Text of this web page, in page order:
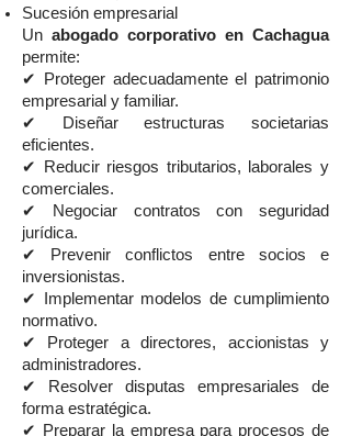
Sucesión empresarial
Un abogado corporativo en Cachagua
permite:
✔ Proteger adecuadamente el patrimonio
empresarial y familiar.
✔ Diseñar estructuras societarias
eficientes.
✔ Reducir riesgos tributarios, laborales y
comerciales.
✔ Negociar contratos con seguridad
jurídica.
✔ Prevenir conflictos entre socios e
inversionistas.
✔ Implementar modelos de cumplimiento
normativo.
✔ Proteger a directores, accionistas y
administradores.
✔ Resolver disputas empresariales de
forma estratégica.
✔ Preparar la empresa para procesos de